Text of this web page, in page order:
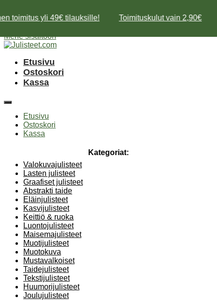
toimitus yli 49€ tilauksille! Toimituskulut vain 2,90€
Mene sisältöön
Etusivu
Ostoskori
Kassa
Etusivu
Ostoskori
Kassa
Kategoriat:
Valokuvajulisteet
Lasten julisteet
Graafiset julisteet
Abstrakti taide
Eläinjulisteet
Kasvijulisteet
Keittiö & ruoka
Luontojulisteet
Maisemajulisteet
Muotijulisteet
Muotokuva
Mustavalkoiset
Taidejulisteet
Tekstijulisteet
Huumorijulisteet
Joulujulisteet